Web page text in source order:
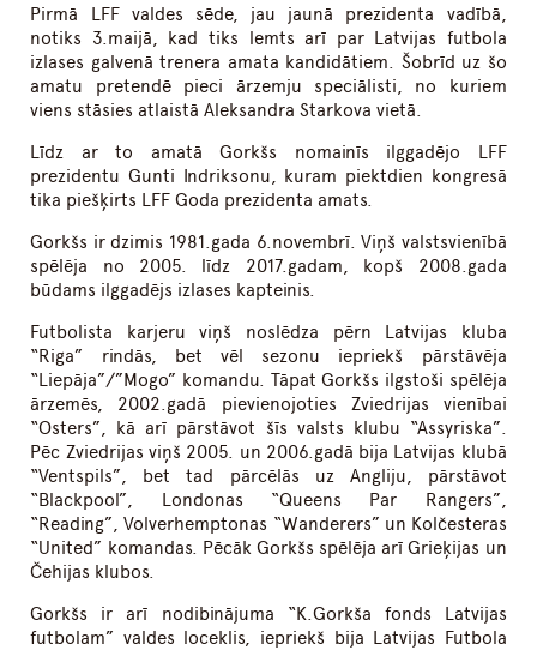
Pirmā LFF valdes sēde, jau jaunā prezidenta vadībā,
notiks 3.maijā, kad tiks lemts arī par Latvijas futbola
izlases galvenā trenera amata kandidātiem. Šobrīd uz šo
amatu pretendē pieci ārzemju speciālisti, no kuriem
viens stāsies atlaistā Aleksandra Starkova vietā.
Līdz ar to amatā Gorkšs nomainīs ilggadējo LFF
prezidentu Gunti Indriksonu, kuram piektdien kongresā
tika piešķirts LFF Goda prezidenta amats.
Gorkšs ir dzimis 1981.gada 6.novembrī. Viņš valstsvienībā
spēlēja no 2005. līdz 2017.gadam, kopš 2008.gada
būdams ilggadējs izlases kapteinis.
Futbolista karjeru viņš noslēdza pērn Latvijas kluba
“Riga” rindās, bet vēl sezonu iepriekš pārstāvēja
“Liepāja”/”Mogo” komandu. Tāpat Gorkšs ilgstoši spēlēja
ārzemēs, 2002.gadā pievienojoties Zviedrijas vienībai
“Osters”, kā arī pārstāvot šīs valsts klubu “Assyriska”.
Pēc Zviedrijas viņš 2005. un 2006.gadā bija Latvijas klubā
“Ventspils”, bet tad pārcēlās uz Angliju, pārstāvot
“Blackpool”, Londonas “Queens Par Rangers”,
“Reading”, Volverhemptonas “Wanderers” un Kolčesteras
“United” komandas. Pēcāk Gorkšs spēlēja arī Grieķijas un
Čehijas klubos.
Gorkšs ir arī nodibinājuma “K.Gorkša fonds Latvijas
futbolam” valdes loceklis, iepriekš bija Latvijas Futbola